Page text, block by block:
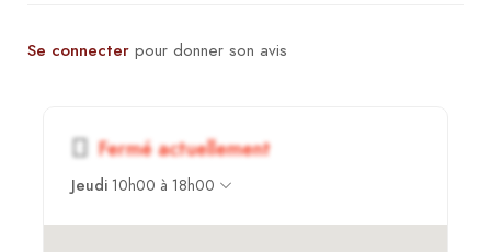
Se connecter pour donner son avis
Fermé actuellement
Jeudi 10h00 à 18h00